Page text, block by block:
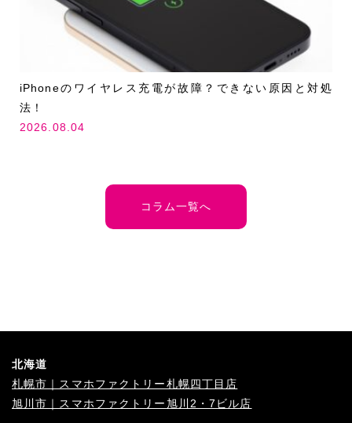
iPhoneのワイヤレス充電が故障？できない原因と対処
法！
2026.08.04
コラム一覧へ
北海道
札幌市｜スマホファクトリー札幌四丁目店
旭川市｜スマホファクトリー旭川2・7ビル店